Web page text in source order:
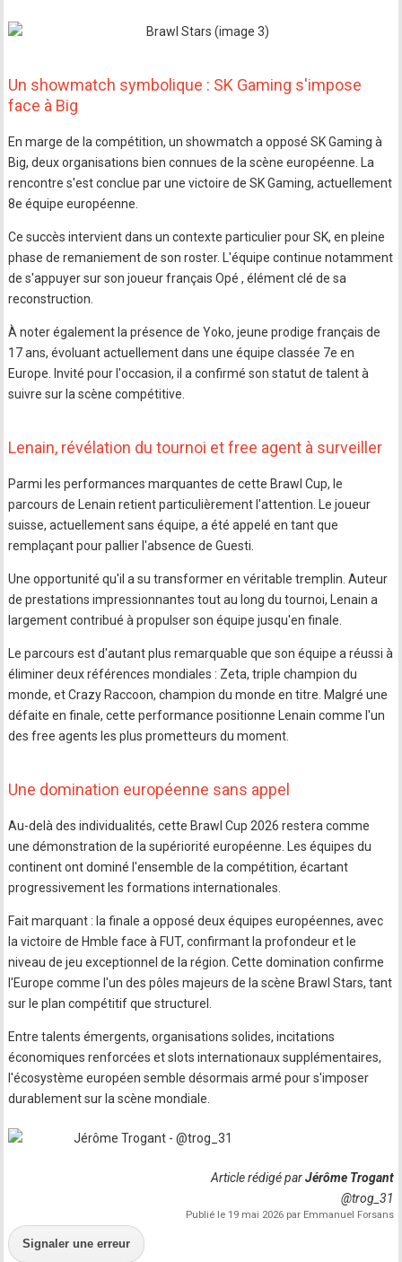
Un showmatch symbolique : SK Gaming s'impose
face à Big
En marge de la compétition, un showmatch a opposé SK Gaming à
Big, deux organisations bien connues de la scène européenne. La
rencontre s'est conclue par une victoire de SK Gaming, actuellement
8e équipe européenne.
Ce succès intervient dans un contexte particulier pour SK, en pleine
phase de remaniement de son roster. L'équipe continue notamment
de s'appuyer sur son joueur français Opé , élément clé de sa
reconstruction.
À noter également la présence de Yoko, jeune prodige français de
17 ans, évoluant actuellement dans une équipe classée 7e en
Europe. Invité pour l'occasion, il a confirmé son statut de talent à
suivre sur la scène compétitive.
Lenain, révélation du tournoi et free agent à surveiller
Parmi les performances marquantes de cette Brawl Cup, le
parcours de Lenain retient particulièrement l'attention. Le joueur
suisse, actuellement sans équipe, a été appelé en tant que
remplaçant pour pallier l'absence de Guesti.
Une opportunité qu'il a su transformer en véritable tremplin. Auteur
de prestations impressionnantes tout au long du tournoi, Lenain a
largement contribué à propulser son équipe jusqu'en finale.
Le parcours est d'autant plus remarquable que son équipe a réussi à
éliminer deux références mondiales : Zeta, triple champion du
monde, et Crazy Raccoon, champion du monde en titre. Malgré une
défaite en finale, cette performance positionne Lenain comme l'un
des free agents les plus prometteurs du moment.
Une domination européenne sans appel
Au-delà des individualités, cette Brawl Cup 2026 restera comme
une démonstration de la supériorité européenne. Les équipes du
continent ont dominé l'ensemble de la compétition, écartant
progressivement les formations internationales.
Fait marquant : la finale a opposé deux équipes européennes, avec
la victoire de Hmble face à FUT, confirmant la profondeur et le
niveau de jeu exceptionnel de la région. Cette domination confirme
l'Europe comme l'un des pôles majeurs de la scène Brawl Stars, tant
sur le plan compétitif que structurel.
Entre talents émergents, organisations solides, incitations
économiques renforcées et slots internationaux supplémentaires,
l'écosystème européen semble désormais armé pour s'imposer
durablement sur la scène mondiale.
Article rédigé parJérôme Trogant
@trog_31
Publié le 19 mai 2026 par Emmanuel Forsans
Signaler une erreur